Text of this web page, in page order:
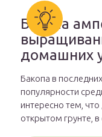
Бакопа
домашних
Бакопа в
популярности
интересно тем,
открытом грунте,